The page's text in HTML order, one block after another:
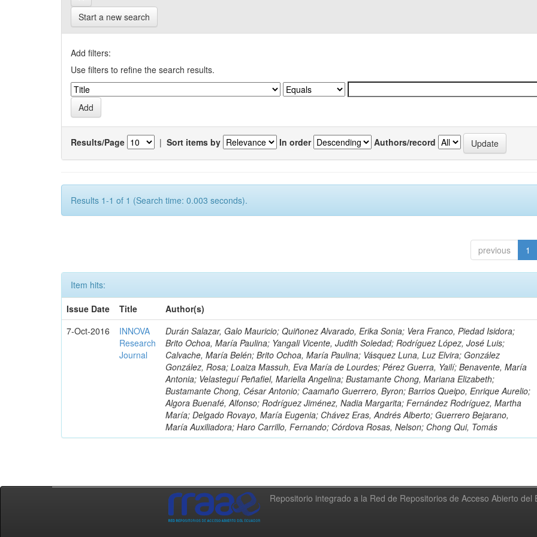
Start a new search
Add filters:
Use filters to refine the search results.
Results/Page | Sort items by In order Authors/record
Results 1-1 of 1 (Search time: 0.003 seconds).
previous 1
Item hits:
Issue Date
Title
Author(s)
7-Oct-2016
INNOVA
Research
Journal
Durán Salazar, Galo Mauricio; Quiñonez Alvarado, Erika Sonia; Vera Franco, Piedad Isidora;
Brito Ochoa, María Paulina; Yangali Vicente, Judith Soledad; Rodríguez López, José Luis;
Calvache, María Belén; Brito Ochoa, María Paulina; Vásquez Luna, Luz Elvira; González
González, Rosa; Loaiza Massuh, Eva María de Lourdes; Pérez Guerra, Yailí; Benavente, María
Antonia; Velasteguí Peñafiel, Mariella Angelina; Bustamante Chong, Mariana Elizabeth;
Bustamante Chong, César Antonio; Caamaño Guerrero, Byron; Barrios Queipo, Enrique Aurelio;
Algora Buenafé, Alfonso; Rodríguez Jiménez, Nadia Margarita; Fernández Rodríguez, Martha
María; Delgado Rovayo, María Eugenia; Chávez Eras, Andrés Alberto; Guerrero Bejarano,
María Auxiliadora; Haro Carrillo, Fernando; Córdova Rosas, Nelson; Chong Qui, Tomás
Repositorio integrado a la Red de Repositorios de Acceso Abierto del